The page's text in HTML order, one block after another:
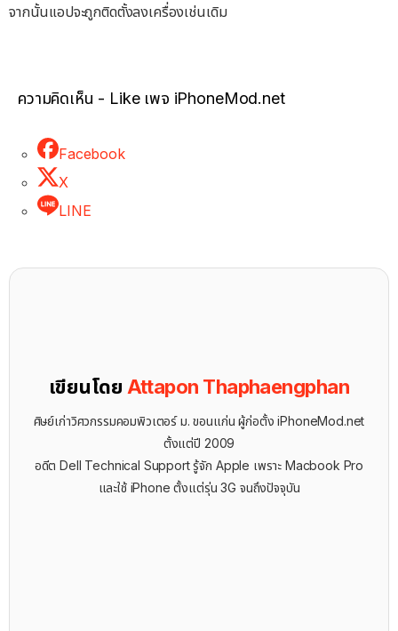
จากนั้นแอปจะถูกติดตั้งลงเครื่องเช่นเดิม
ความคิดเห็น - Like เพจ iPhoneMod.net
Facebook
X
LINE
เขียนโดย Attapon Thaphaengphan
ศิษย์เก่าวิศวกรรมคอมพิวเตอร์ ม. ขอนแก่น ผู้ก่อตั้ง iPhoneMod.net
ตั้งแต่ปี 2009
อดีต Dell Technical Support รู้จัก ​Apple เพราะ Macbook Pro
และใช้ iPhone ตั้งแต่รุ่น 3G จนถึงปัจจุบัน